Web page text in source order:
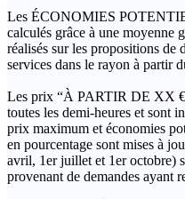
Les ÉCONOMIES
calculés grâce à une moyenne
réalisés sur les propositions de
services dans le rayon à partir
Les prix “À PARTIR DE XX
toutes les demi-heures et sont
prix maximum et économies
en pourcentage sont mises à
avril, 1er juillet et 1er octobre)
provenant de demandes ayant